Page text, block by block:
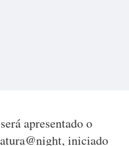
apresentado o
iniciado